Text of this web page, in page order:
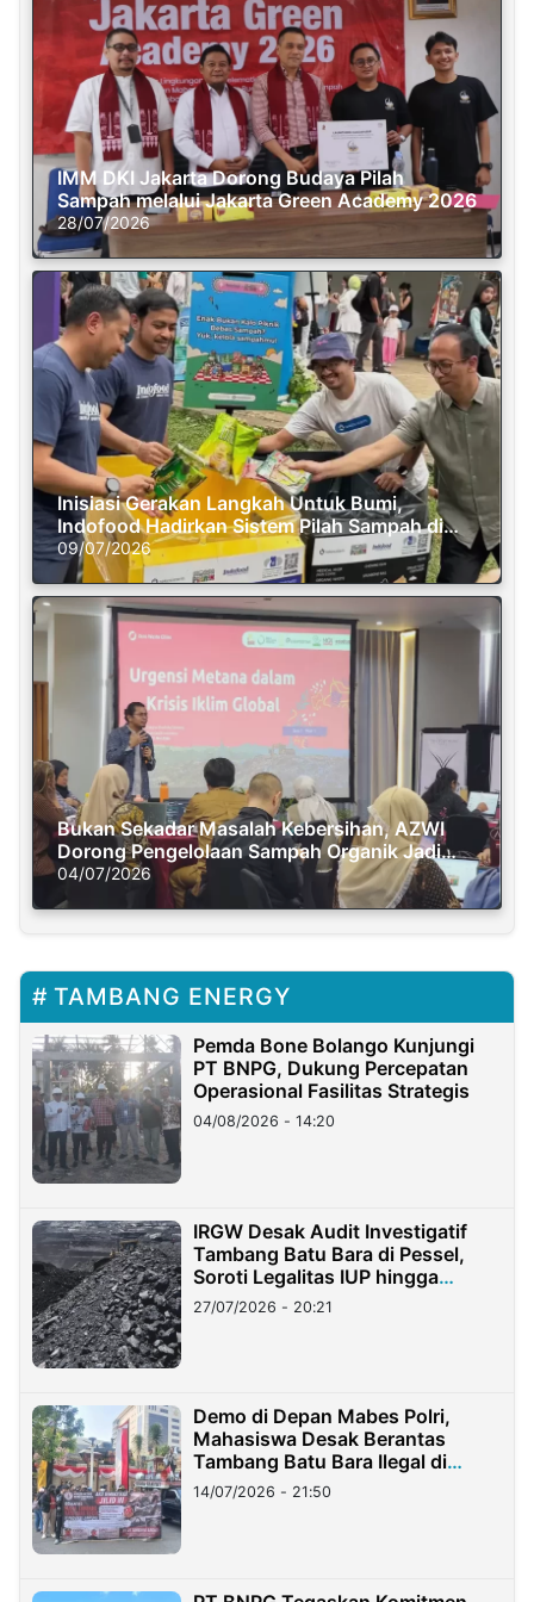
IMM DKI Jakarta Dorong Budaya Pilah
Sampah melalui Jakarta Green Academy 2026
28/07/2026
Inisiasi Gerakan Langkah Untuk Bumi,
Indofood Hadirkan Sistem Pilah Sampah di
Semasa Piknik
09/07/2026
Bukan Sekadar Masalah Kebersihan, AZWI
Dorong Pengelolaan Sampah Organik Jadi
Solusi Krisis Iklim
04/07/2026
TAMBANG ENERGY
Pemda Bone Bolango Kunjungi
PT BNPG, Dukung Percepatan
Operasional Fasilitas Strategis
04/08/2026 - 14:20
IRGW Desak Audit Investigatif
Tambang Batu Bara di Pessel,
Soroti Legalitas IUP hingga
Stockpile
27/07/2026 - 20:21
Demo di Depan Mabes Polri,
Mahasiswa Desak Berantas
Tambang Batu Bara Ilegal di
Lampung
14/07/2026 - 21:50